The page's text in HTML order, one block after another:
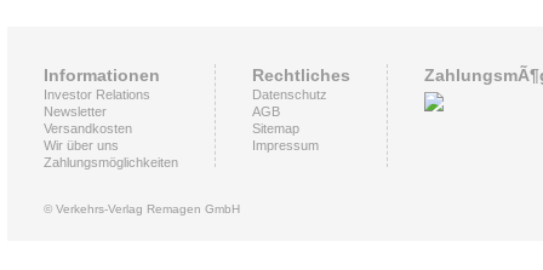
Informationen
Investor Relations
Newsletter
Versandkosten
Wir über uns
Zahlungsmöglichkeiten
Rechtliches
Datenschutz
AGB
Sitemap
Impressum
© Verkehrs-Verlag Remagen GmbH